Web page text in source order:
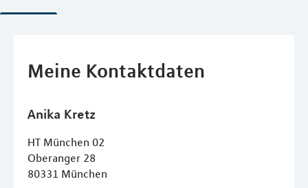
Meine Kontaktdaten
Anika Kretz
HT München 02
Oberanger 28
80331 München